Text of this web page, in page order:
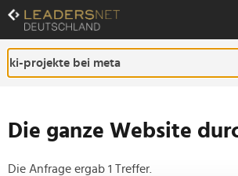
Zum
Inhalt
Zur
Fußzeilen-
Navigation
Die ganze Website
Die Anfrage ergab 1 Treffer.